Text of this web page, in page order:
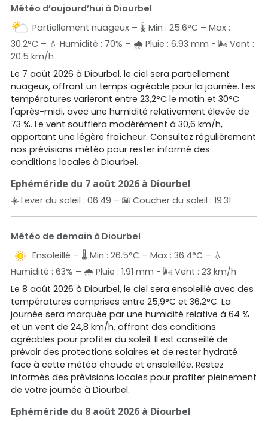
Météo d’aujourd’hui à Diourbel
Partiellement nuageux – 🌡️ Min : 25.6°C – Max :
30.2°C – 💧 Humidité : 70% – 🌧️ Pluie : 6.93 mm - 🌬️ Vent :
20.5 km/h
Le 7 août 2026 à Diourbel, le ciel sera partiellement
nuageux, offrant un temps agréable pour la journée. Les
températures varieront entre 23,2°C le matin et 30°C
l'après-midi, avec une humidité relativement élevée de
73 %. Le vent soufflera modérément à 30,6 km/h,
apportant une légère fraîcheur. Consultez régulièrement
nos prévisions météo pour rester informé des
conditions locales à Diourbel.
Ephéméride du 7 août 2026 à Diourbel
☀️ Lever du soleil : 06:49 – 🌇 Coucher du soleil : 19:31
Météo de demain à Diourbel
Ensoleillé – 🌡️ Min : 26.5°C – Max : 36.4°C – 💧
Humidité : 63% – 🌧️ Pluie : 1.91 mm - 🌬️ Vent : 23 km/h
Le 8 août 2026 à Diourbel, le ciel sera ensoleillé avec des
températures comprises entre 25,9°C et 36,2°C. La
journée sera marquée par une humidité relative à 64 %
et un vent de 24,8 km/h, offrant des conditions
agréables pour profiter du soleil. Il est conseillé de
prévoir des protections solaires et de rester hydraté
face à cette météo chaude et ensoleillée. Restez
informés des prévisions locales pour profiter pleinement
de votre journée à Diourbel.
Ephéméride du 8 août 2026 à Diourbel